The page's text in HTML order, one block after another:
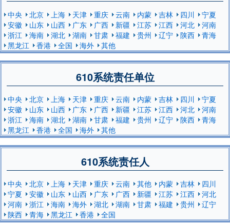
中央 北京 上海 天津 重庆 云南 内蒙 吉林 四川
宁夏
安徽
山东 山西 广东 广西 新疆 江苏 江西 河北
河南
浙江
海南 湖北 湖南 甘肃 福建 贵州 辽宁 陕西
青海
黑龙江
香港 全国 海外 其他
610系统责任单位
中央 北京 上海 天津 重庆 云南 内蒙 吉林 四川
宁夏
安徽
山东 山西 广东 广西 新疆 江苏 江西 河北
河南
浙江
海南 湖北 湖南 甘肃 福建 贵州 辽宁 陕西
青海
黑龙江
香港 全国 海外 其他
610系统责任人
中央 北京 上海 天津 重庆 云南 其他 内蒙 吉林
四川
宁夏
安徽 山东 山西 广东 广西 新疆 江苏 江西
河北
河南
浙江 海南 海外 湖北 湖南 甘肃 福建 贵州
辽宁
陕西
青海 黑龙江 香港 全国